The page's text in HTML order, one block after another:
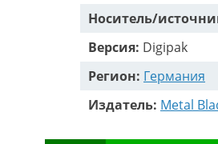
Носитель/
Версия: Digipak
Регион: Германия
Издатель: Metal